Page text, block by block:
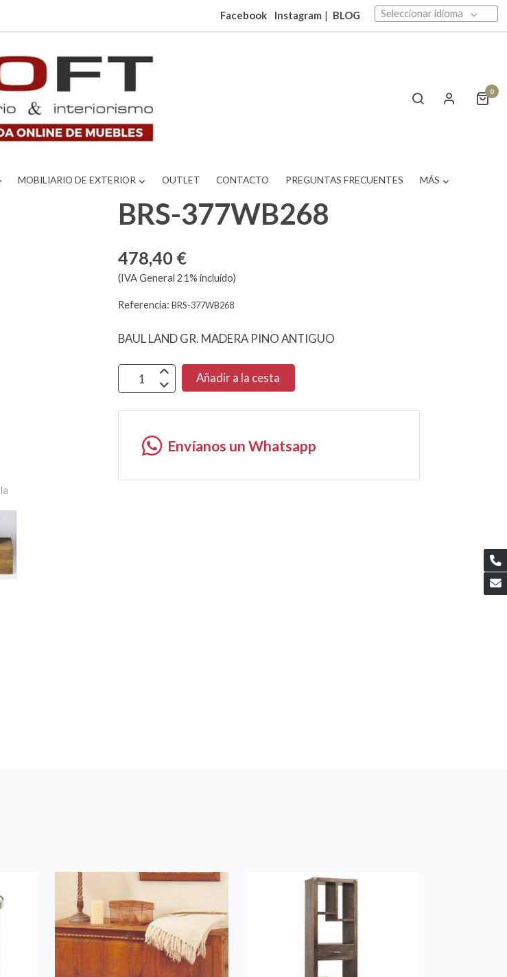
Facebook Instagram | BLOG Seleccionar idioma
0
MOBILIARIO DE EXTERIOR OUTLET CONTACTO PREGUNTAS FRECUENTES MÁS
BRS-377WB268
478,40 €
(IVA General 21% incluido)
Referencia:BRS-377WB268
BAUL LAND GR. MADERA PINO ANTIGUO
Añadir a la cesta
Envíanos un Whatsapp